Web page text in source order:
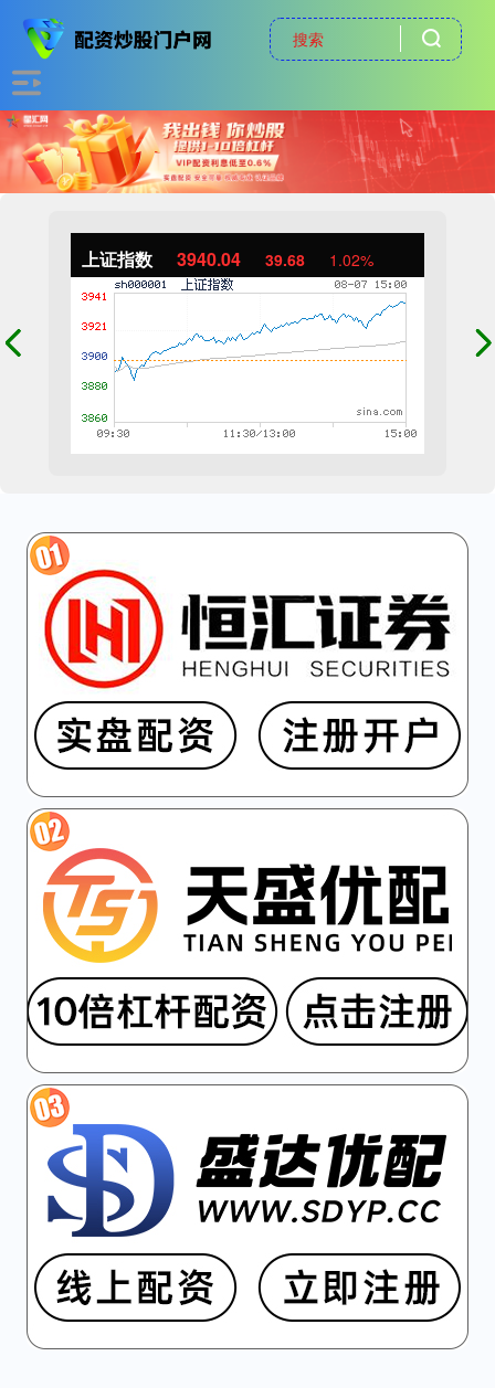
上证指数 3940.04 39.68 1.02%